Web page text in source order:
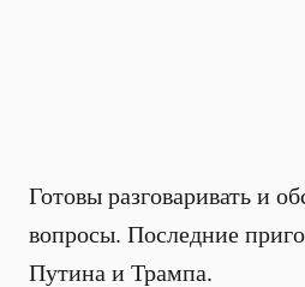
Готовы разговаривать и
вопросы. Последние
Путина и Трампа.